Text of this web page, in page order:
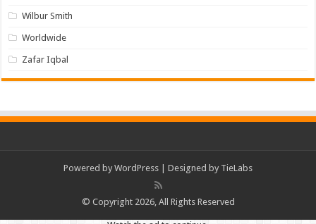
Wilbur Smith
Worldwide
Zafar Iqbal
Powered by WordPress | Designed by TieLabs
© Copyright 2026, All Rights Reserved